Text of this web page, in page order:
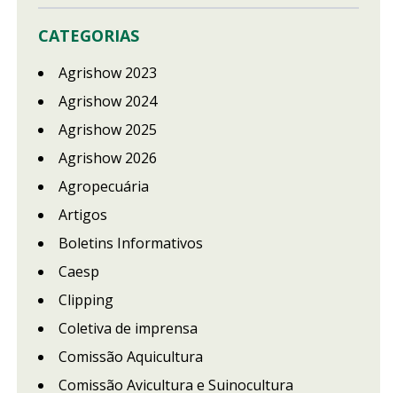
CATEGORIAS
Agrishow 2023
Agrishow 2024
Agrishow 2025
Agrishow 2026
Agropecuária
Artigos
Boletins Informativos
Caesp
Clipping
Coletiva de imprensa
Comissão Aquicultura
Comissão Avicultura e Suinocultura